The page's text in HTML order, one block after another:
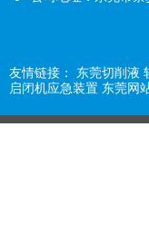
友情链接： 东莞切削液
启闭机应急装置 东莞网